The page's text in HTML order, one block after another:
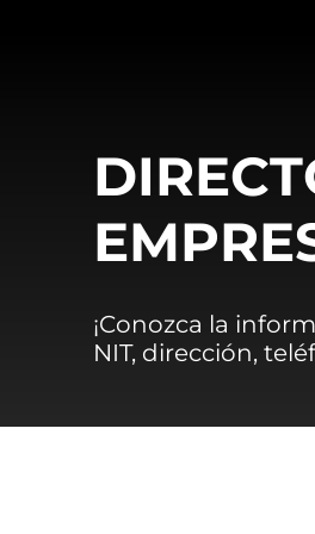
¡Conozca la
NIT, dirección,